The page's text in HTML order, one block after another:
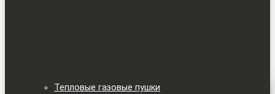
Тепловые газовые пушки